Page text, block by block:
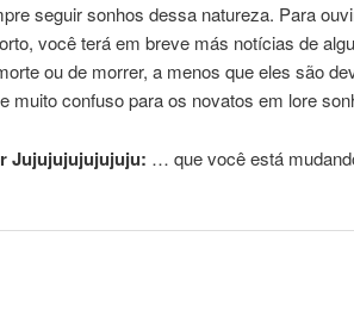
seguir sonhos dessa natureza. Para
você terá em breve más notícias de
ou de morrer, a menos que eles são
muito confuso para os novatos em lore
Jujujujujujujuju: … que você está